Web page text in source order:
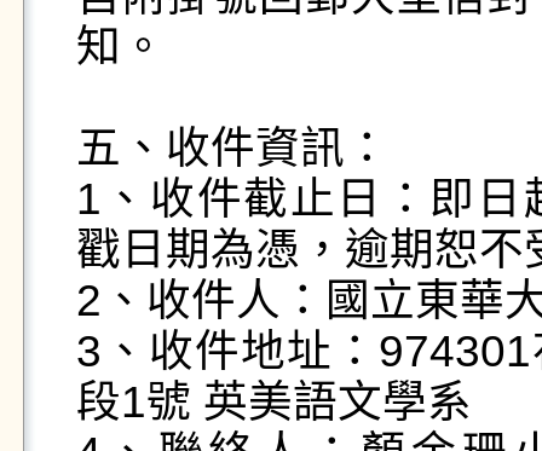
知。
五、收件資訊：
1、收件截止日：即
戳日期為憑，逾期恕不
2、收件人：國立東華
3、收件地址：
段1號 英美語文學系